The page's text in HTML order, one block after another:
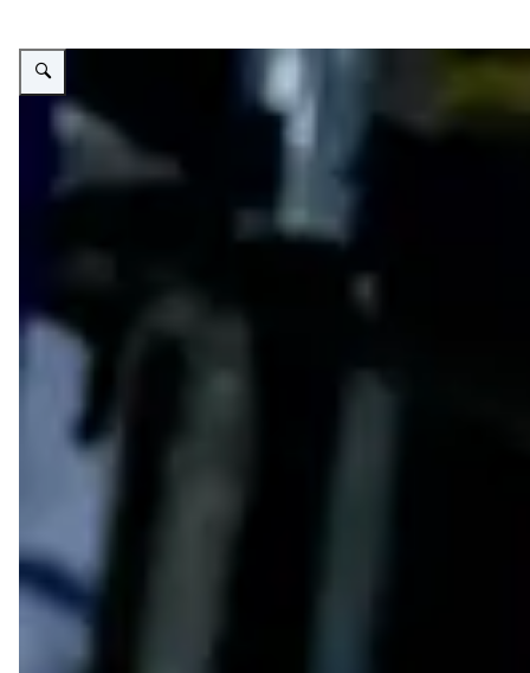
Vergroot afbeelding Koning, Koningin Máxima en Prinsessen bij